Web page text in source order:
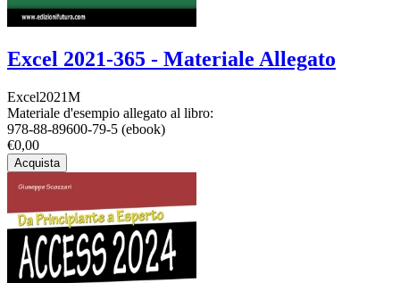
Excel 2021-365 - Materiale Allegato
Excel2021M
Materiale d'esempio allegato al libro:
978-88-89600-79-5 (ebook)
€0,00
Acquista